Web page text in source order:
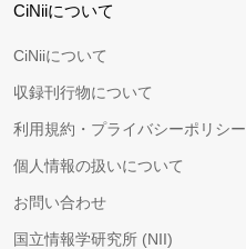
CiNiiについて
CiNiiについて
収録刊行物について
利用規約・プライバシーポリシー
個人情報の扱いについて
お問い合わせ
国立情報学研究所 (NII)